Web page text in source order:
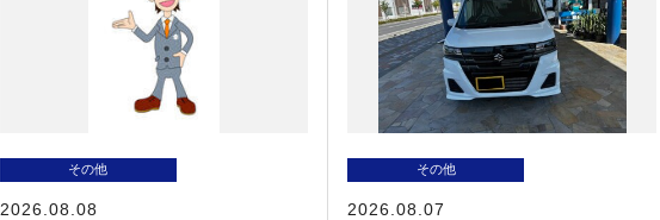
その他
2026.08.08
その他
2026.08.07